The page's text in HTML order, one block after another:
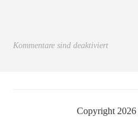
Kommentare sind deaktiviert
Copyright 2026